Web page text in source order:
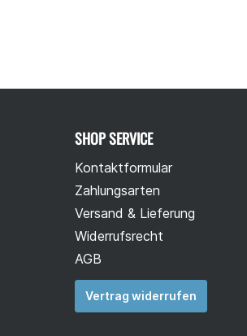
SHOP SERVICE
Kontaktformular
Zahlungsarten
Versand & Lieferung
Widerrufsrecht
AGB
Vertrag widerrufen